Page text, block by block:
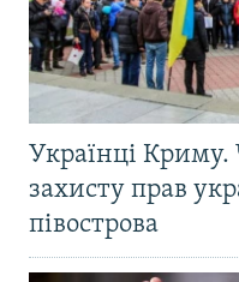
Українці
захисту прав
півострова